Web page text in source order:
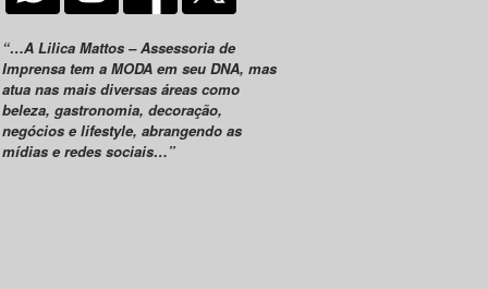
“…A Lilica Mattos – Assessoria de
Imprensa tem a MODA em seu DNA, mas
atua nas mais diversas áreas como
beleza, gastronomia, decoração,
negócios e lifestyle, abrangendo as
mídias e redes sociais…”